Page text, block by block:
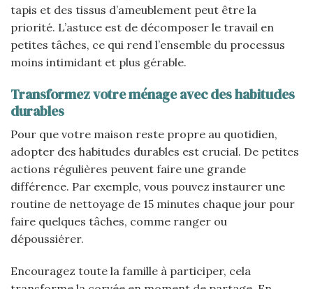
tapis et des tissus d’ameublement peut être la
priorité. L’astuce est de décomposer le travail en
petites tâches, ce qui rend l’ensemble du processus
moins intimidant et plus gérable.
Transformez votre ménage avec des habitudes
durables
Pour que votre maison reste propre au quotidien,
adopter des habitudes durables est crucial. De petites
actions régulières peuvent faire une grande
différence. Par exemple, vous pouvez instaurer une
routine de nettoyage de 15 minutes chaque jour pour
faire quelques tâches, comme ranger ou
dépoussiérer.
Encouragez toute la famille à participer, cela